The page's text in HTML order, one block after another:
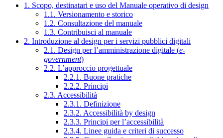
1. Scopo, destinatari e uso del Manuale operativo di design
1.1. Versionamento e storico
1.2. Consultazione del manuale
1.3. Contribuisci al manuale
2. Introduzione al design per i servizi pubblici digitali
2.1. Design per l’amministrazione digitale (e-
government)
2.2. L’approccio progettuale
2.2.1. Buone pratiche
2.2.2. Principi
2.3. Accessibilità
2.3.1. Definizione
2.3.2. Accessibilità by design
2.3.3. Principi per l’accessibilità
2.3.4. Linee guida e criteri di successo